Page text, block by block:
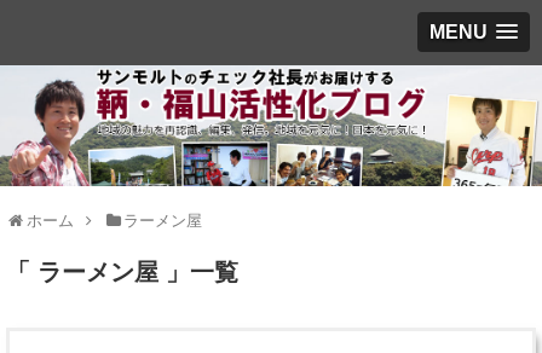
MENU
ホーム ラーメン屋
「 ラーメン屋 」一覧